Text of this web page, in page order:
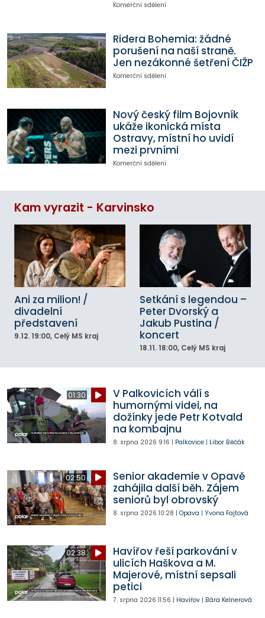
Komerční sdělení
Ridera Bohemia: žádné
porušení na naší straně.
Jen nezákonné šetření ČIŽP
Komerční sdělení
Nový český film Bojovník
ukáže ikonická místa
Ostravy, místní ho uvidí
mezi prvními
Komerční sdělení
Kam vyrazit - Karvinsko
Ani za milion! /
divadelní
představení
9.12. 19:00, Celý MS kraj
Setkání s legendou –
Peter Dvorský a
Jakub Pustina /
koncert
18.11. 18:00, Celý MS kraj
01:30
V Palkovicích válí s
humornými videi, na
dožínky jede Petr Kotvald
na kombajnu
8. srpna 2026 9:16 | Palkovice| Libor Běčák
02:50
Senior akademie v Opavě
zahájila další běh. Zájem
seniorů byl obrovský
8. srpna 2026 10:28 | Opava | Yvona Fajtová
02:38
Havířov řeší parkování v
ulicích Haškova a M.
Majerové, místní sepsali
petici
7. srpna 2026 11:56 | Havířov| Bára Kelnerová